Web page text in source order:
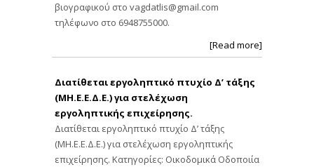
βιογραφικού στο vagdatlis@gmail.com
τηλέφωνο στο 6948755000.
[Read more]
Διατίθεται εργοληπτικό πτυχίο Δ’ τάξης
(ΜΗ.Ε.Ε.Δ.Ε.) για στελέχωση
εργοληπτικής επιχείρησης.
Διατίθεται εργοληπτικό πτυχίο Δ’ τάξης
(ΜΗ.Ε.Ε.Δ.Ε.) για στελέχωση εργοληπτικής
επιχείρησης. Κατηγορίες: Οικοδομικά Οδοποιία